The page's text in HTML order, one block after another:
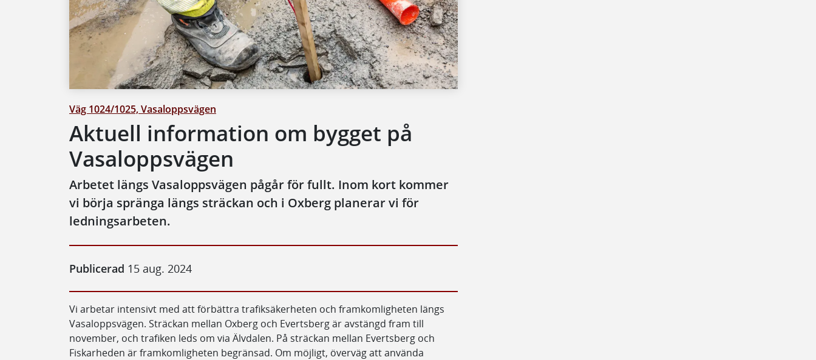
Väg 1024/1025, Vasaloppsvägen
Aktuell information om bygget på
Vasaloppsvägen
Arbetet längs Vasaloppsvägen pågår för fullt. Inom kort kommer
vi börja spränga längs sträckan och i Oxberg planerar vi för
ledningsarbeten.
Publicerad 15 aug. 2024
Vi arbetar intensivt med att förbättra trafiksäkerheten och framkomligheten längs
Vasaloppsvägen. Sträckan mellan Oxberg och Evertsberg är avstängd fram till
november, och trafiken leds om via Älvdalen. På sträckan mellan Evertsberg och
Fiskarheden är framkomligheten begränsad. Om möjligt, överväg att använda